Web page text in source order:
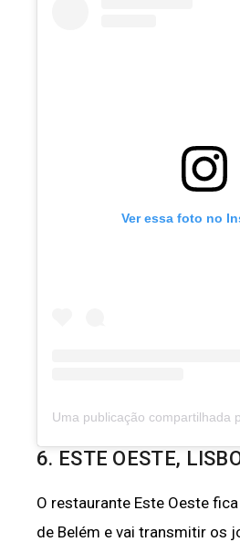
Ver essa foto no
6. ESTE OESTE,
O restaurante Este Oeste
de Belém e vai transmitir os